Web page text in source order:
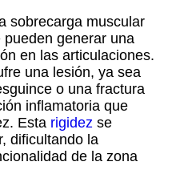
sobrecarga muscular
generar una
en las articulaciones.
una lesión, ya sea
o una fractura
inflamatoria que
Esta rigidez se
dificultando la
de la zona